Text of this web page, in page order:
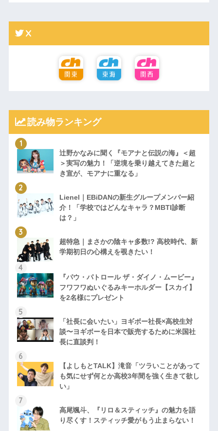
X
読み物ランキング
辻野かなみに聞く『モアナと伝説の海』＜超
＞実写の魅力！「逆境を乗り越えてきた超と
き宣が、モアナに重なる」
Lienel｜EBiDANの新生グループメンバー紹
介！「学校ではどんなキャラ？MBTI診断
は？」
超特急｜まさかの陰キャ多数!? 高校時代、新
学期初日の心構えを覗きたい！
『パウ・パトロール ザ・ダイノ・ムービー』
フワフワぬいぐるみキーホルダー【スカイ】
を2名様にプレゼント
「社長に会いたい」ヨギボー社長×高校生対
談〜ヨギボーを日本で販売するために米国社
長に直談判！
【よしもとTALK】滝音「ツラいことがあって
も気にせず何とか高校3年間を強く生きて欲し
い」
高尾颯斗、『リロ＆スティッチ』の魅力を語
り尽くす！スティッチ愛がもう止まらない！